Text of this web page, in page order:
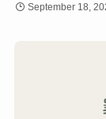
September 18,